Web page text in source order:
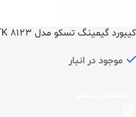
کیبورد گیمینگ تسکو مدل TK 8123
موجود در انبار